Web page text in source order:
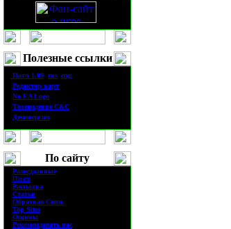
Полезные ссылки
Патч 1.09 rus eng
Редактор карт
No EA Logo
ТелевидениеC&C
Демоверсия
По сайту
Разведданные
Поиск
Рассылка
Статьи
Обратная Связь
Top Sites
Опросы
Рекомендовать нас